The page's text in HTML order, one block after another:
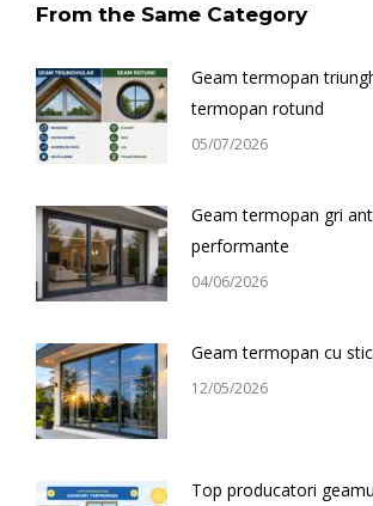
From the Same Category
Geam termopan
termopan rotund
05/07/2026
Geam termopan gri
performante
04/06/2026
Geam termopan cu
12/05/2026
Top producatori